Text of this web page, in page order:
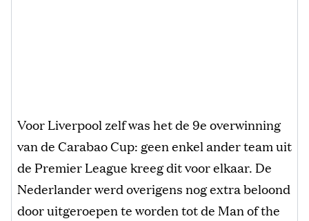
Voor Liverpool zelf was het de 9e overwinning
van de Carabao Cup: geen enkel ander team uit
de Premier League kreeg dit voor elkaar. De
Nederlander werd overigens nog extra beloond
door uitgeroepen te worden tot de Man of the